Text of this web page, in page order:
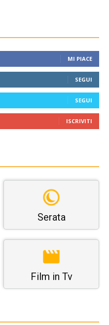
MI PIACE
SEGUI
SEGUI
ISCRIVITI
Serata
Film in Tv